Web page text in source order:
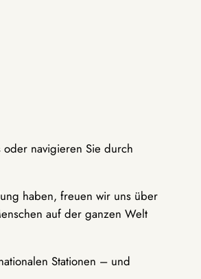
navigieren Sie durch
haben, freuen wir uns über
auf der ganzen Welt
Stationen – und